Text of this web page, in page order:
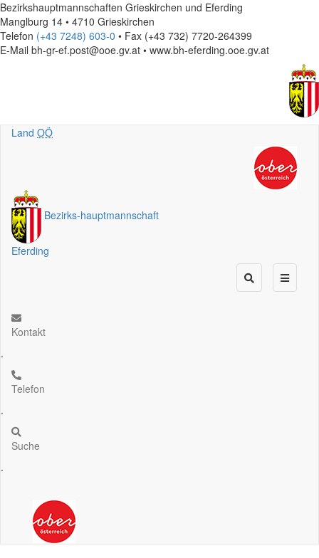
Bezirkshauptmannschaften Grieskirchen und Eferding
Manglburg 14 • 4710 Grieskirchen
Telefon (+43 7248) 603-0 • Fax (+43 732) 7720-264399
E-Mail bh-gr-ef.post@ooe.gv.at • www.bh-eferding.ooe.gv.at
Land OÖ
Bezirks-hauptmannschaft
Eferding
Kontakt
.
Telefon
.
Suche
.